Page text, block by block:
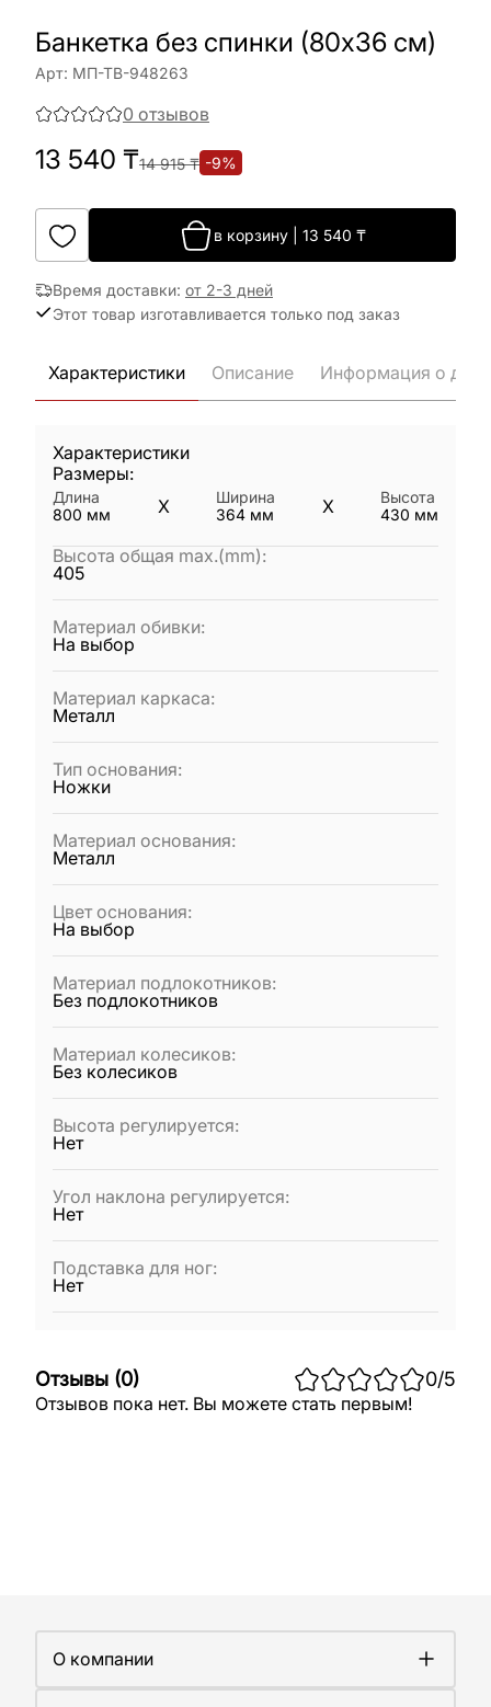
Банкетка без спинки (80х36 см)
Арт: МП-ТВ-948263
0 отзывов
13 540 ₸14 915₸ -9%
в корзину 13 540 ₸
Время доставки: от 2-3 дней
Этот товар изготавливается только под заказ
Характеристики Описание Информация о
Характеристики
Размеры:
Длина
800 мм X
Ширина
364 мм X
Высота
430 мм
Высота общая max.(mm):
405
Материал обивки:
На выбор
Материал каркаса:
Металл
Тип основания:
Ножки
Материал основания:
Металл
Цвет основания:
На выбор
Материал подлокотников:
Без подлокотников
Материал колесиков:
Без колесиков
Высота регулируется:
Нет
Угол наклона регулируется:
Нет
Подставка для ног:
Нет
Отзывы (0) 0/5
Отзывов пока нет. Вы можете стать первым!
О компании